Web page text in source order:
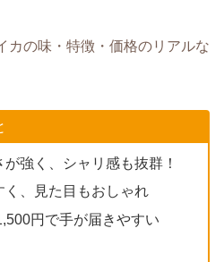
カの味・特徴・価格のリアルな
強く、シャリ感も抜群！
、見た目もおしゃれ
円で手が届きやすい